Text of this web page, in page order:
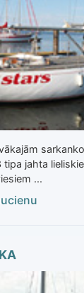
tipa jahta
...